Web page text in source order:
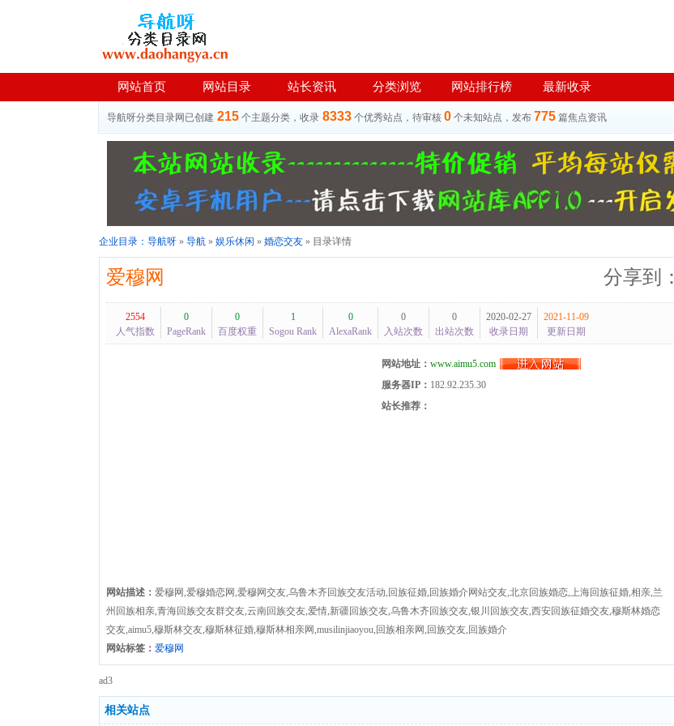
网站首页 网站目录 站长资讯 分类浏览 网站排行榜 最新收录
导航呀分类目录网已创建 215 个主题分类，收录 8333 个优秀站点，待审核 0 个未知站点，发布 775 篇焦点资讯
企业目录： 导航呀 » 导航 » 娱乐休闲 » 婚恋交友 » 目录详情
分享到：
爱穆网
2554
人气指数
0
PageRank
0
百度权重
1
Sogou Rank
0
AlexaRank
0
入站次数
0
出站次数
2020-02-27
收录日期
2021-11-09
更新日期
网站地址： www.aimu5.com
服务器IP： 182.92.235.30
站长推荐：
网站描述： 爱穆网,爱穆婚恋网,爱穆网交友,乌鲁木齐回族交友活动,回族征婚,回族婚介网站交友,北京回族婚恋,上海回族征婚,相亲,兰
州回族相亲,青海回族交友群交友,云南回族交友,爱情,新疆回族交友,乌鲁木齐回族交友,银川回族交友,西安回族征婚交友,穆斯林婚恋
交友,aimu5,穆斯林交友,穆斯林征婚,穆斯林相亲网,musilinjiaoyou,回族相亲网,回族交友,回族婚介
网站标签： 爱穆网
ad3
相关站点